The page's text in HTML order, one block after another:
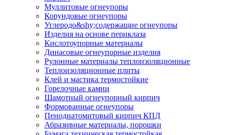
Муллитовые огнеупоры
Корундовые огнеупоры
Углеродо&shy;содержащие огнеупоры
Изделия на основе периклаза
Кислотоупорные материалы
Динасовые огнеупорные изделия
Рулонные материалы теплоизоляционные
Тепло­изоляционные плиты
Клей и мастика термостойкие
Горелочные камни
Шамотный огнеупорный кирпич
Формованные огнеупоры
Пенодиатомитовый кирпич КПД
Абразивные материалы, порошки